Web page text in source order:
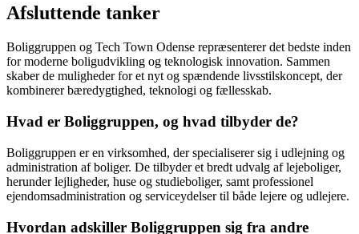
Afsluttende tanker
Boliggruppen og Tech Town Odense repræsenterer det bedste inden
for moderne boligudvikling og teknologisk innovation. Sammen
skaber de muligheder for et nyt og spændende livsstilskoncept, der
kombinerer bæredygtighed, teknologi og fællesskab.
Hvad er Boliggruppen, og hvad tilbyder de?
Boliggruppen er en virksomhed, der specialiserer sig i udlejning og
administration af boliger. De tilbyder et bredt udvalg af lejeboliger,
herunder lejligheder, huse og studieboliger, samt professionel
ejendomsadministration og serviceydelser til både lejere og udlejere.
Hvordan adskiller Boliggruppen sig fra andre